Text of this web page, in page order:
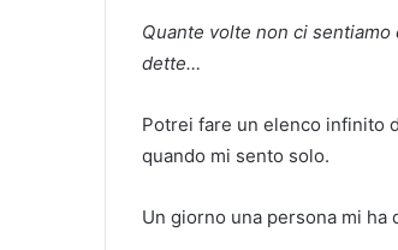
Quante volte non ci
dette…
Potrei fare un elenco infinito
quando mi sento solo.
Un giorno una persona mi ha